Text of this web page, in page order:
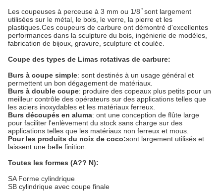
Les coupeuses à perceuse à 3 mm ou 1/8 ̊ sont largement
utilisées sur le métal, le bois, le verre, la pierre et les
plastiques.Ces coupeurs de carbure ont démontré d'excellentes
performances dans la sculpture du bois, ingénierie de modèles,
fabrication de bijoux, gravure, sculpture et coulée.
Coupe des types de Limas rotativas de carbure:
Burs à coupe simple: sont destinés à un usage général et
permettent un bon dégagement de matériaux.
Burs à double coupe: produire des copeaux plus petits pour un
meilleur contrôle des opérateurs sur des applications telles que
les aciers inoxydables et les matériaux ferreux.
Burs découpés en aluma: ont une conception de flûte large
pour faciliter l'enlèvement du stock sans charge sur des
applications telles que les matériaux non ferreux et mous.
Pour les produits du noix de coco:sont largement utilisés et
laissent une belle finition.
Toutes les formes (A?? N):
SA Forme cylindrique
SB cylindrique avec coupe finale